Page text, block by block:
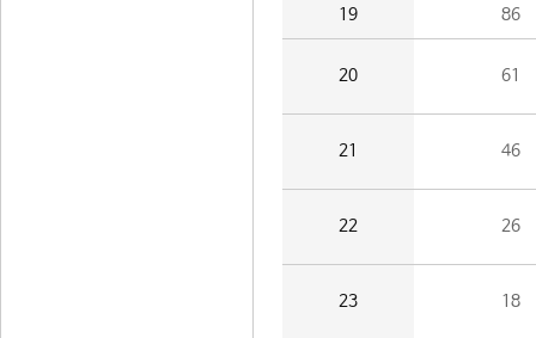
19 86
20 61
21 46
22 26
23 18